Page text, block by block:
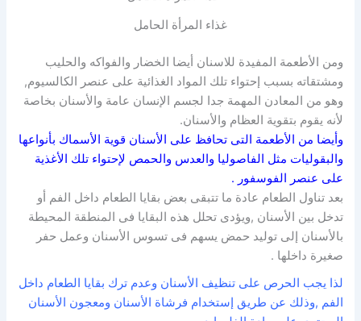
غذاء المرأة الحامل
ومن الأطعمة المفيدة للاسنان أيضا الخضار والفواكه والحليب
ومشتقاته بسبب إحتواء تلك المواد الغذائية على عنصر الكالسيوم,
وهو من المعادن المهمة جدا لجسم الإنسان عامة والأسنان بخاصة
لأنه يقوم بتقوية العظام والأسنان.
وأيضا من الأطعمة التى تحافظ على الأسنان قوية الأسماك بأنواعها
والبقوليات مثل الفاصوليا والعدس والحمص لإحتواء تلك الأغذية
على عنصر الفوسفور .
بعد تناول الطعام عادة ما تتبقى بعض بقايا الطعام داخل الفم أو
تدخل بين الأسنان ,ويؤدى تحلل هذه البقايا فى المنطقة المحيطة
بالأسنان إلى توليد حمض يسهم فى تسوس الأسنان وعمل حفر
صغيرة داخلها .
لذا يجب الحرص على تنظيف الأسنان وعدم ترك بقايا الطعام داخل
الفم ,وذلك عن طريق إستخدام فرشاة الأسنان ومعجون الأسنان